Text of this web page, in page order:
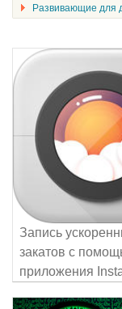
Развивающие для
Запись
закатов с
приложения